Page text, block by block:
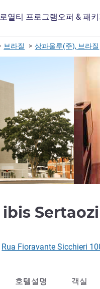
로열티 프로그램 오퍼 & 패
브라질 상파울루(주), 브라질
ibis
Rua Fioravante Sicchieri
호텔설명 객실